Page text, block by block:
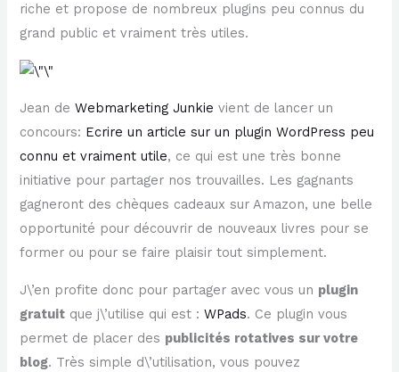
riche et propose de nombreux plugins peu connus du
grand public et vraiment très utiles.
Jean deWebmarketing Junkie vient de lancer un
concours: Ecrire un article sur un plugin WordPress peu
connu et vraiment utile, ce qui est une très bonne
initiative pour partager nos trouvailles. Les gagnants
gagneront des chèques cadeaux sur Amazon, une belle
opportunité pour découvrir de nouveaux livres pour se
former ou pour se faire plaisir tout simplement.
J\’en profite donc pour partager avec vous un plugin
gratuit que j\’utilise qui est :WPads. Ce plugin vous
permet de placer des publicités rotatives sur votre
blog. Très simple d\’utilisation, vous pouvez